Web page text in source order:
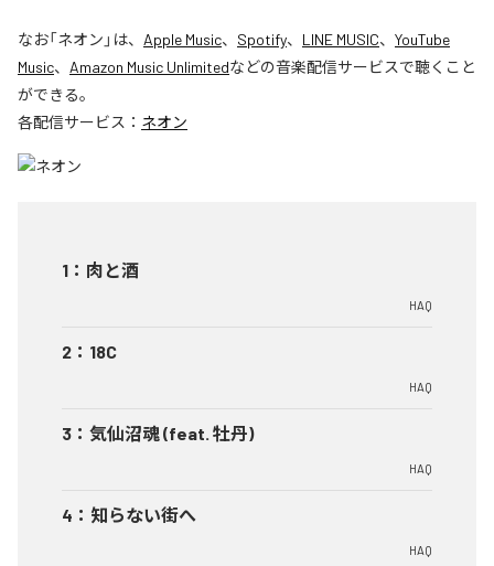
なお「ネオン 」は、 Apple Music、 Spotify、 LINE MUSIC、 YouTube
Music、 Amazon Music Unlimitedなどの音楽配信サービスで聴くこと
ができる。
各配信サービス： ネオン
1 ： 肉と酒
HAQ
2 ： 18C
HAQ
3 ： 気仙沼魂 (feat. 牡丹)
HAQ
4 ： 知らない街へ
HAQ